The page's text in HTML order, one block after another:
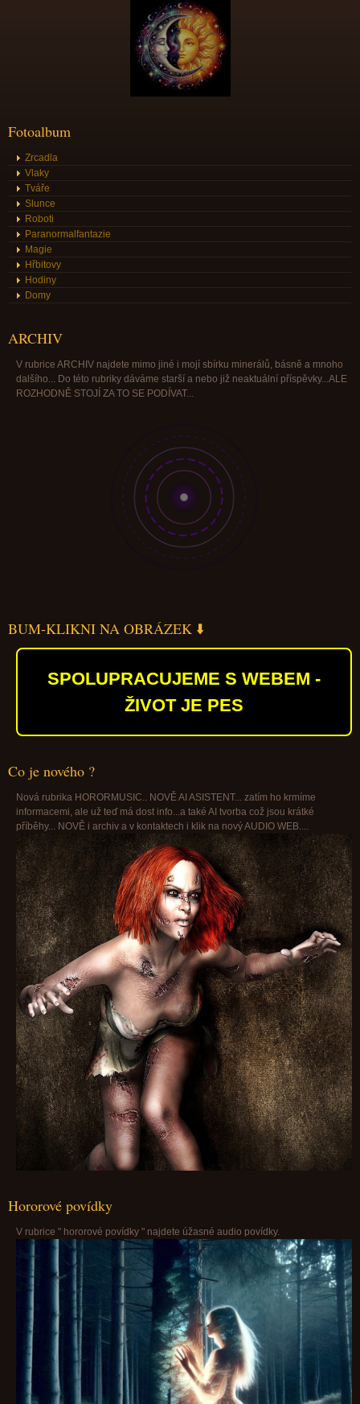
Fotoalbum
Zrcadla
Vlaky
Tváře
Slunce
Roboti
Paranormalfantazie
Magie
Hřbitovy
Hodiny
Domy
ARCHIV
V rubrice ARCHIV najdete mimo jiné i mojí sbírku minerálů, básně a mnoho
dalšího... Do této rubriky dáváme starší a nebo již neaktuální příspěvky...ALE
ROZHODNĚ STOJÍ ZA TO SE PODÍVAT...
BUM-KLIKNI NA OBRÁZEK ⬇️
SPOLUPRACUJEME S WEBEM -
ŽIVOT JE PES
Co je nového ?
Nová rubrika HORORMUSIC.. NOVĚ AI ASISTENT... zatím ho krmíme
informacemi, ale už teď má dost info...a také AI tvorba což jsou krátké
příběhy... NOVĚ i archiv a v kontaktech i klik na nový AUDIO WEB....
Hororové povídky
V rubrice " hororové povídky " najdete úžasné audio povídky.